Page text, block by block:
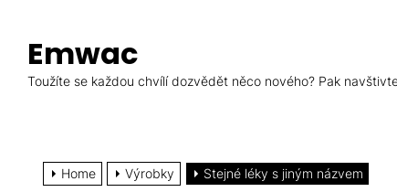
content
Emwac
Toužíte se každou chvílí dozvědět něco nového? Pak
Home Výrobky Stejné léky s jiným názvem